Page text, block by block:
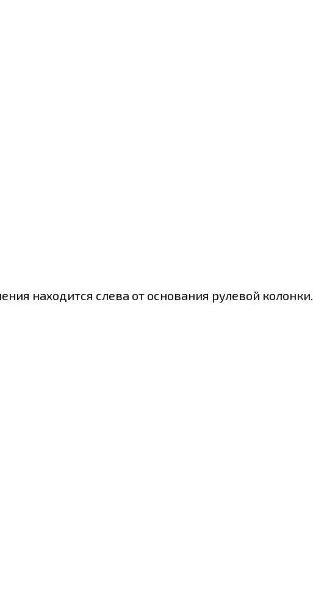
находится слева от основания рулевой колонки.